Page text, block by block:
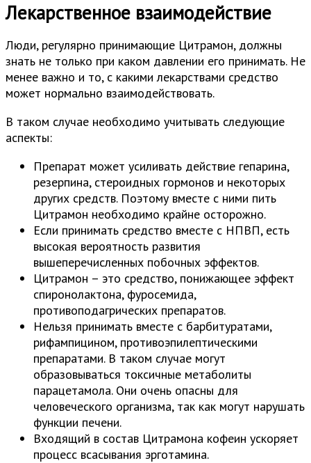
Лекарственное взаимодействие
Люди, регулярно принимающие Цитрамон, должны
знать не только при каком давлении его принимать. Не
менее важно и то, с какими лекарствами средство
может нормально взаимодействовать.
В таком случае необходимо учитывать следующие
аспекты:
Препарат может усиливать действие гепарина,
резерпина, стероидных гормонов и некоторых
других средств. Поэтому вместе с ними пить
Цитрамон необходимо крайне осторожно.
Если принимать средство вместе с НПВП, есть
высокая вероятность развития
вышеперечисленных побочных эффектов.
Цитрамон – это средство, понижающее эффект
спиронолактона, фуросемида,
противоподагрических препаратов.
Нельзя принимать вместе с барбитуратами,
рифампицином, противоэпилептическими
препаратами. В таком случае могут
образовываться токсичные метаболиты
парацетамола. Они очень опасны для
человеческого организма, так как могут нарушать
функции печени.
Входящий в состав Цитрамона кофеин ускоряет
процесс всасывания эрготамина.